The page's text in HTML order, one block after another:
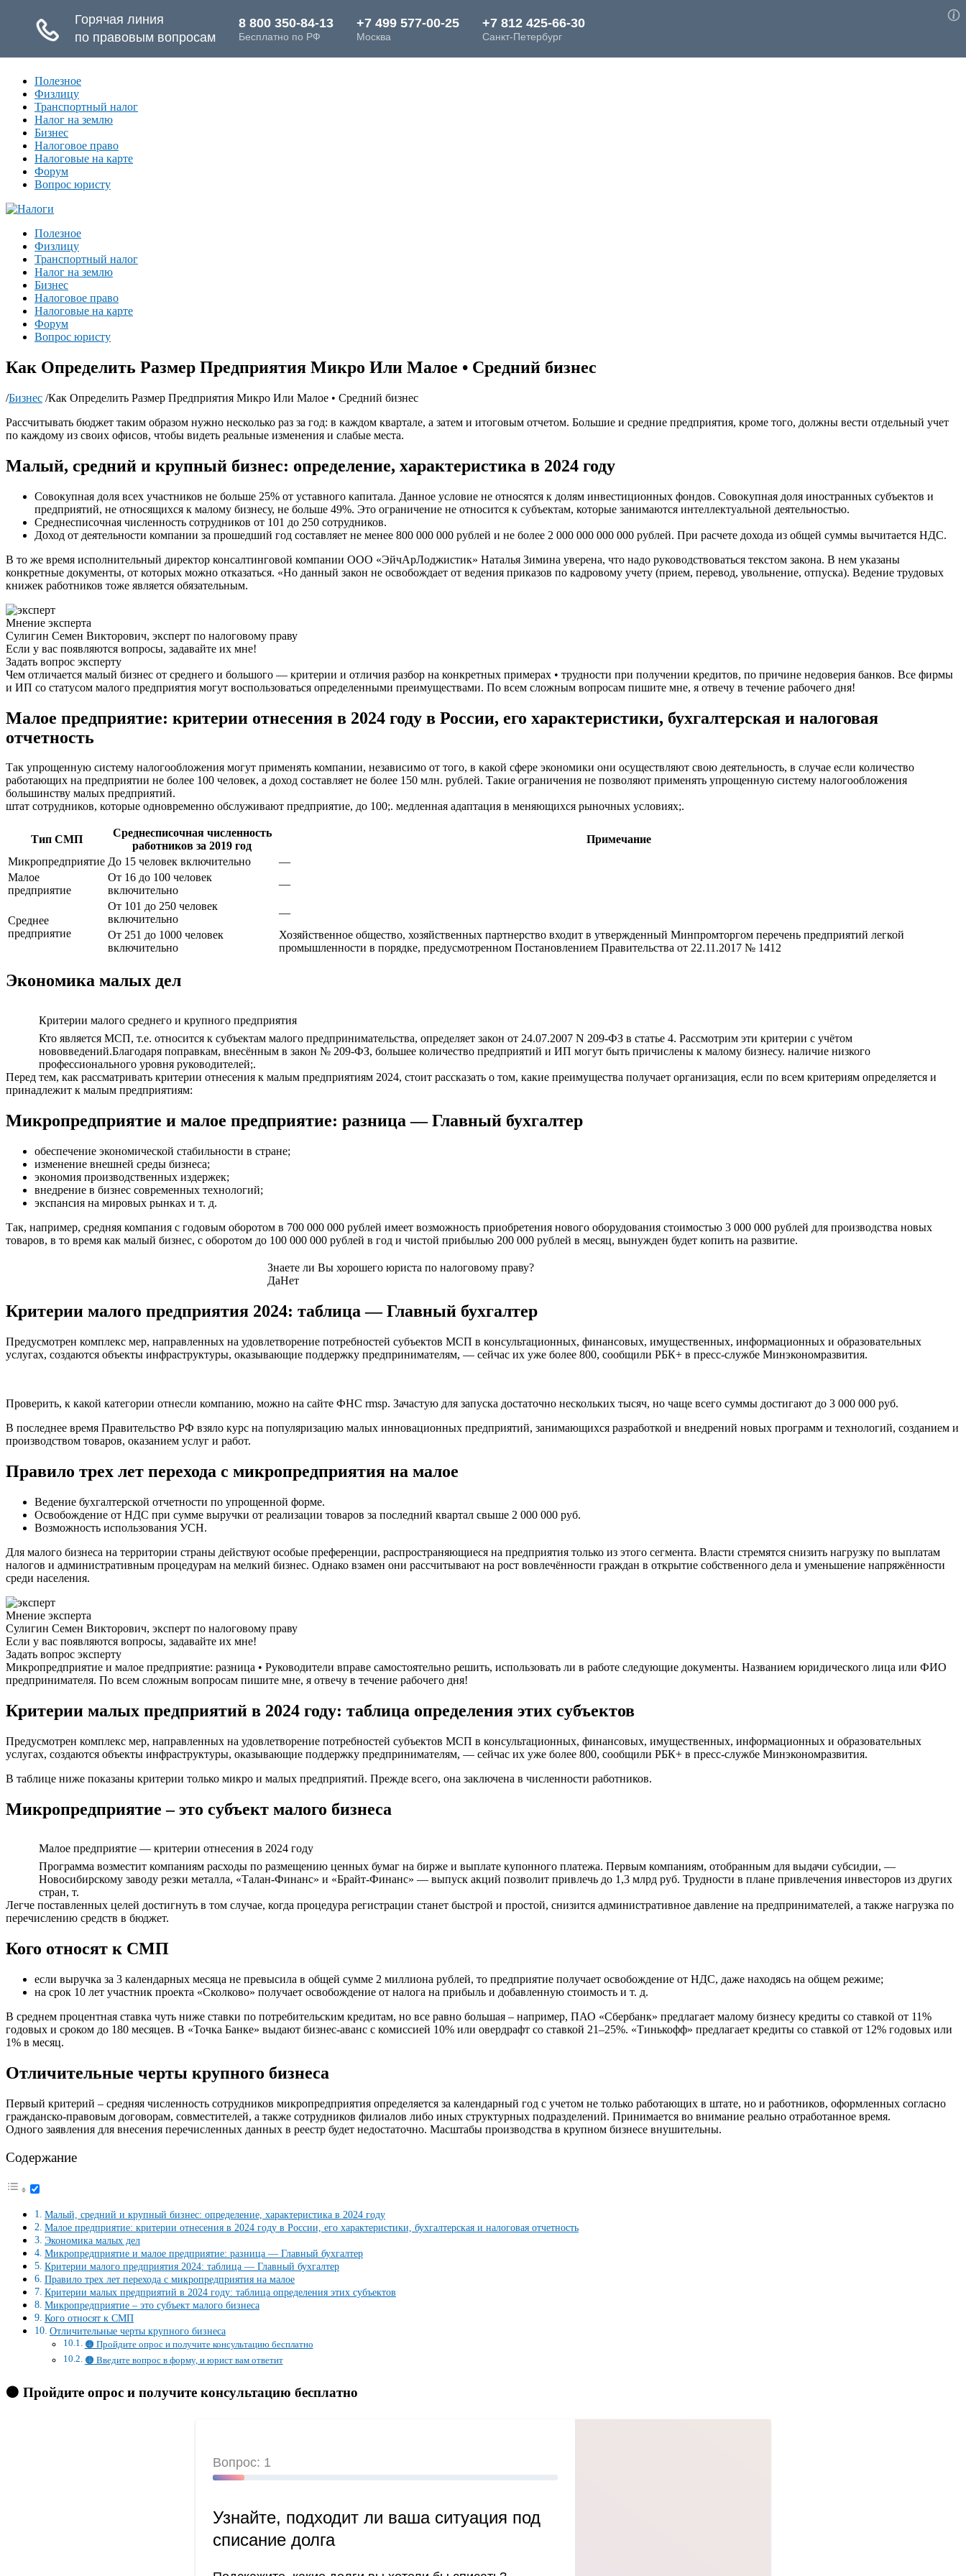
Полезное
Физлицу
Транспортный налог
Налог на землю
Бизнес
Налоговое право
Налоговые на карте
Форум
Вопрос юристу
Полезное
Физлицу
Транспортный налог
Налог на землю
Бизнес
Налоговое право
Налоговые на карте
Форум
Вопрос юристу
Как Определить Размер Предприятия Микро Или Малое • Средний бизнес
/Бизнес /Как Определить Размер Предприятия Микро Или Малое • Средний бизнес
Рассчитывать бюджет таким образом нужно несколько раз за год: в каждом квартале, а затем и итоговым отчетом. Большие и средние предприятия, кроме того, должны вести отдельный учет
по каждому из своих офисов, чтобы видеть реальные изменения и слабые места.
Малый, средний и крупный бизнес: определение, характеристика в 2024 году
Совокупная доля всех участников не больше 25% от уставного капитала. Данное условие не относятся к долям инвестиционных фондов. Совокупная доля иностранных субъектов и
предприятий, не относящихся к малому бизнесу, не больше 49%. Это ограничение не относится к субъектам, которые занимаются интеллектуальной деятельностью.
Среднесписочная численность сотрудников от 101 до 250 сотрудников.
Доход от деятельности компании за прошедший год составляет не менее 800 000 000 рублей и не более 2 000 000 000 000 рублей. При расчете дохода из общей суммы вычитается НДС.
В то же время исполнительный директор консалтинговой компании ООО «ЭйчАрЛоджистик» Наталья Зимина уверена, что надо руководствоваться текстом закона. В нем указаны
конкретные документы, от которых можно отказаться. «Но данный закон не освобождает от ведения приказов по кадровому учету (прием, перевод, увольнение, отпуска). Ведение трудовых
книжек работников тоже является обязательным.
Мнение эксперта
Сулигин Семен Викторович, эксперт по налоговому праву
Если у вас появляются вопросы, задавайте их мне!
Задать вопрос эксперту
Чем отличается малый бизнес от среднего и большого — критерии и отличия разбор на конкретных примерах • трудности при получении кредитов, по причине недоверия банков. Все фирмы
и ИП со статусом малого предприятия могут воспользоваться определенными преимуществами. По всем сложным вопросам пишите мне, я отвечу в течение рабочего дня!
Малое предприятие: критерии отнесения в 2024 году в России, его характеристики, бухгалтерская и налоговая
отчетность
Так упрощенную систему налогообложения могут применять компании, независимо от того, в какой сфере экономики они осуществляют свою деятельность, в случае если количество
работающих на предприятии не более 100 человек, а доход составляет не более 150 млн. рублей. Такие ограничения не позволяют применять упрощенную систему налогообложения
большинству малых предприятий.
штат сотрудников, которые одновременно обслуживают предприятие, до 100;. медленная адаптация в меняющихся рыночных условиях;.
Тип СМП
Среднесписочная численность
работников за 2019 год
Примечание
Микропредприятие До 15 человек включительно
—
Малое
предприятие
От 16 до 100 человек
включительно
—
Среднее
предприятие
От 101 до 250 человек
включительно
—
От 251 до 1000 человек
включительно
Хозяйственное общество, хозяйственных партнерство входит в утвержденный Минпромторгом перечень предприятий легкой
промышленности в порядке, предусмотренном Постановлением Правительства от 22.11.2017 № 1412
Экономика малых дел
Критерии малого среднего и крупного предприятия
Кто является МСП, т.е. относится к субъектам малого предпринимательства, определяет закон от 24.07.2007 N 209-ФЗ в статье 4. Рассмотрим эти критерии с учётом
нововведений.Благодаря поправкам, внесённым в закон № 209-ФЗ, большее количество предприятий и ИП могут быть причислены к малому бизнесу. наличие низкого
профессионального уровня руководителей;.
Перед тем, как рассматривать критерии отнесения к малым предприятиям 2024, стоит рассказать о том, какие преимущества получает организация, если по всем критериям определяется и
принадлежит к малым предприятиям:
Микропредприятие и малое предприятие: разница — Главный бухгалтер
обеспечение экономической стабильности в стране;
изменение внешней среды бизнеса;
экономия производственных издержек;
внедрение в бизнес современных технологий;
экспансия на мировых рынках и т. д.
Так, например, средняя компания с годовым оборотом в 700 000 000 рублей имеет возможность приобретения нового оборудования стоимостью 3 000 000 рублей для производства новых
товаров, в то время как малый бизнес, с оборотом до 100 000 000 рублей в год и чистой прибылью 200 000 рублей в месяц, вынужден будет копить на развитие.
Знаете ли Вы хорошего юриста по налоговому праву?
ДаНет
Критерии малого предприятия 2024: таблица — Главный бухгалтер
Предусмотрен комплекс мер, направленных на удовлетворение потребностей субъектов МСП в консультационных, финансовых, имущественных, информационных и образовательных
услугах, создаются объекты инфраструктуры, оказывающие поддержку предпринимателям, — сейчас их уже более 800, сообщили РБК+ в пресс-службе Минэкономразвития.
Проверить, к какой категории отнесли компанию, можно на сайте ФНС rmsp. Зачастую для запуска достаточно нескольких тысяч, но чаще всего суммы достигают до 3 000 000 руб.
В последнее время Правительство РФ взяло курс на популяризацию малых инновационных предприятий, занимающихся разработкой и внедрений новых программ и технологий, созданием и
производством товаров, оказанием услуг и работ.
Правило трех лет перехода с микропредприятия на малое
Ведение бухгалтерской отчетности по упрощенной форме.
Освобождение от НДС при сумме выручки от реализации товаров за последний квартал свыше 2 000 000 руб.
Возможность использования УСН.
Для малого бизнеса на территории страны действуют особые преференции, распространяющиеся на предприятия только из этого сегмента. Власти стремятся снизить нагрузку по выплатам
налогов и административным процедурам на мелкий бизнес. Однако взамен они рассчитывают на рост вовлечённости граждан в открытие собственного дела и уменьшение напряжённости
среди населения.
Мнение эксперта
Сулигин Семен Викторович, эксперт по налоговому праву
Если у вас появляются вопросы, задавайте их мне!
Задать вопрос эксперту
Микропредприятие и малое предприятие: разница • Руководители вправе самостоятельно решить, использовать ли в работе следующие документы. Названием юридического лица или ФИО
предпринимателя. По всем сложным вопросам пишите мне, я отвечу в течение рабочего дня!
Критерии малых предприятий в 2024 году: таблица определения этих субъектов
Предусмотрен комплекс мер, направленных на удовлетворение потребностей субъектов МСП в консультационных, финансовых, имущественных, информационных и образовательных
услугах, создаются объекты инфраструктуры, оказывающие поддержку предпринимателям, — сейчас их уже более 800, сообщили РБК+ в пресс-службе Минэкономразвития.
В таблице ниже показаны критерии только микро и малых предприятий. Прежде всего, она заключена в численности работников.
Микропредприятие – это субъект малого бизнеса
Малое предприятие — критерии отнесения в 2024 году
Программа возместит компаниям расходы по размещению ценных бумаг на бирже и выплате купонного платежа. Первым компаниям, отобранным для выдачи субсидии, —
Новосибирскому заводу резки металла, «Талан-Финанс» и «Брайт-Финанс» — выпуск акций позволит привлечь до 1,3 млрд руб. Трудности в плане привлечения инвесторов из других
стран, т.
Легче поставленных целей достигнуть в том случае, когда процедура регистрации станет быстрой и простой, снизится административное давление на предпринимателей, а также нагрузка по
перечислению средств в бюджет.
Кого относят к СМП
если выручка за 3 календарных месяца не превысила в общей сумме 2 миллиона рублей, то предприятие получает освобождение от НДС, даже находясь на общем режиме;
на срок 10 лет участник проекта «Сколково» получает освобождение от налога на прибыль и добавленную стоимость и т. д.
В среднем процентная ставка чуть ниже ставки по потребительским кредитам, но все равно большая – например, ПАО «Сбербанк» предлагает малому бизнесу кредиты со ставкой от 11%
годовых и сроком до 180 месяцев. В «Точка Банке» выдают бизнес-аванс с комиссией 10% или овердрафт со ставкой 21–25%. «Тинькофф» предлагает кредиты со ставкой от 12% годовых или
1% в месяц.
Отличительные черты крупного бизнеса
Первый критерий – средняя численность сотрудников микропредприятия определяется за календарный год с учетом не только работающих в штате, но и работников, оформленных согласно
гражданско-правовым договорам, совместителей, а также сотрудников филиалов либо иных структурных подразделений. Принимается во внимание реально отработанное время.
Одного заявления для внесения перечисленных данных в реестр будет недостаточно. Масштабы производства в крупном бизнесе внушительны.
Содержание
Малый, средний и крупный бизнес: определение, характеристика в 2024 году
Малое предприятие: критерии отнесения в 2024 году в России, его характеристики, бухгалтерская и налоговая отчетность
Экономика малых дел
Микропредприятие и малое предприятие: разница — Главный бухгалтер
Критерии малого предприятия 2024: таблица — Главный бухгалтер
Правило трех лет перехода с микропредприятия на малое
Критерии малых предприятий в 2024 году: таблица определения этих субъектов
Микропредприятие – это субъект малого бизнеса
Кого относят к СМП
Отличительные черты крупного бизнеса
🟠 Пройдите опрос и получите консультацию бесплатно
🟠 Введите вопрос в форму, и юрист вам ответит
🟠 Пройдите опрос и получите консультацию бесплатно